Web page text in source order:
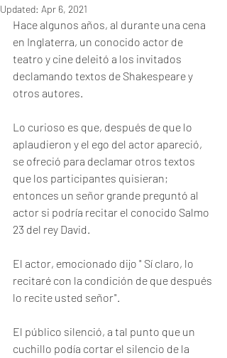
Updated: Apr 6, 2021
Hace algunos años, al durante una cena
en Inglaterra, un conocido actor de
teatro y cine deleitó a los invitados
declamando textos de Shakespeare y
otros autores.
Lo curioso es que, después de que lo
aplaudieron y el ego del actor apareció,
se ofreció para declamar otros textos
que los participantes quisieran;
entonces un señor grande preguntó al
actor si podría recitar el conocido Salmo
23 del rey David.
El actor, emocionado dijo " Sí claro, lo
recitaré con la condición de que después
lo recite usted señor".
El público silenció, a tal punto que un
cuchillo podía cortar el silencio de la